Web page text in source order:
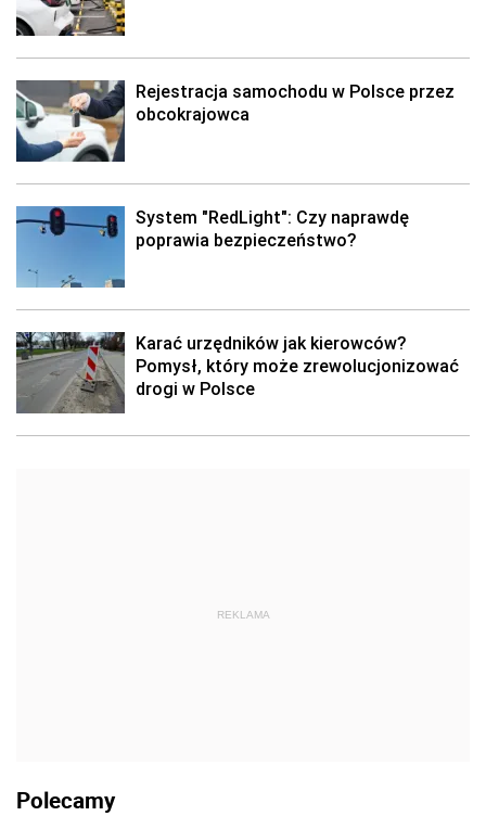
Rejestracja samochodu w Polsce przez
obcokrajowca
System "RedLight": Czy naprawdę
poprawia bezpieczeństwo?
Karać urzędników jak kierowców?
Pomysł, który może zrewolucjonizować
drogi w Polsce
REKLAMA
Polecamy